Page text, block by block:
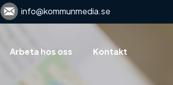
info@kommunmedia.se
Arbeta hos oss Kontakt